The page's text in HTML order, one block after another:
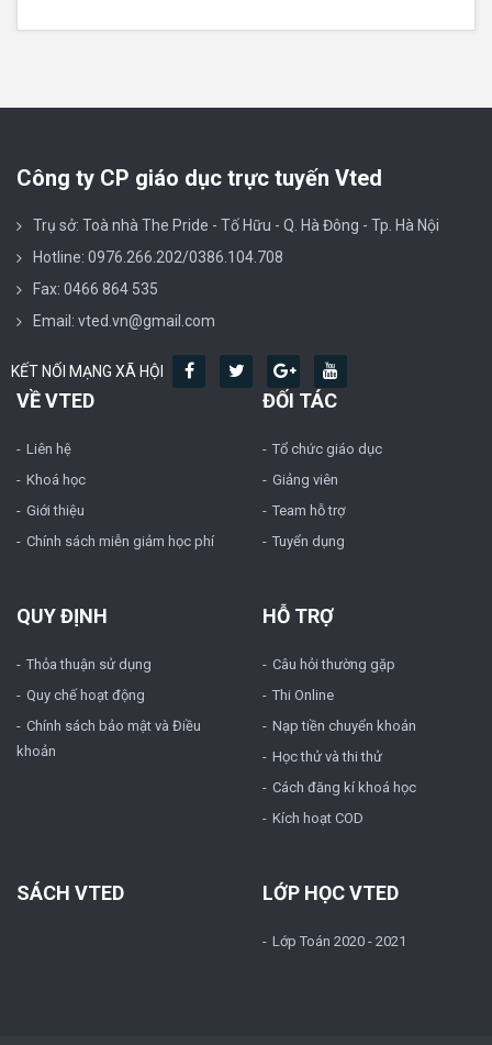
Công ty CP giáo dục trực tuyến Vted
Trụ sở: Toà nhà The Pride - Tố Hữu - Q. Hà Đông - Tp. Hà Nội
Hotline: 0976.266.202/0386.104.708
Fax: 0466 864 535
Email: vted.vn@gmail.com
KẾT NỐI MẠNG XÃ HỘI
VỀ VTED
Liên hệ
Khoá học
Giới thiệu
Chính sách miễn giảm học phí
ĐỐI TÁC
Tổ chức giáo dục
Giảng viên
Team hỗ trợ
Tuyển dụng
QUY ĐỊNH
Thỏa thuận sử dụng
Quy chế hoạt động
Chính sách bảo mật và Điều
khoản
HỖ TRỢ
Câu hỏi thường gặp
Thi Online
Nạp tiền chuyển khoản
Học thử và thi thử
Cách đăng kí khoá học
Kích hoạt COD
SÁCH VTED LỚP HỌC VTED
Lớp Toán 2020 - 2021